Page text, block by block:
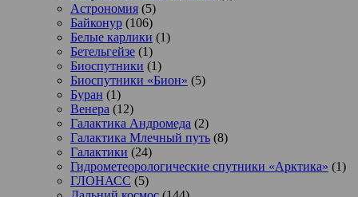
Астрономия (5)
Байконур (106)
Белые карлики (1)
Бетельгейзе (1)
Биоспутники (1)
Биоспутники «Бион» (5)
Буран (1)
Венера (12)
Галактика Андромеда (2)
Галактика Млечный путь (8)
Галактики (24)
Гидрометеорологические спутники «Арктика» (1)
ГЛОНАСС (5)